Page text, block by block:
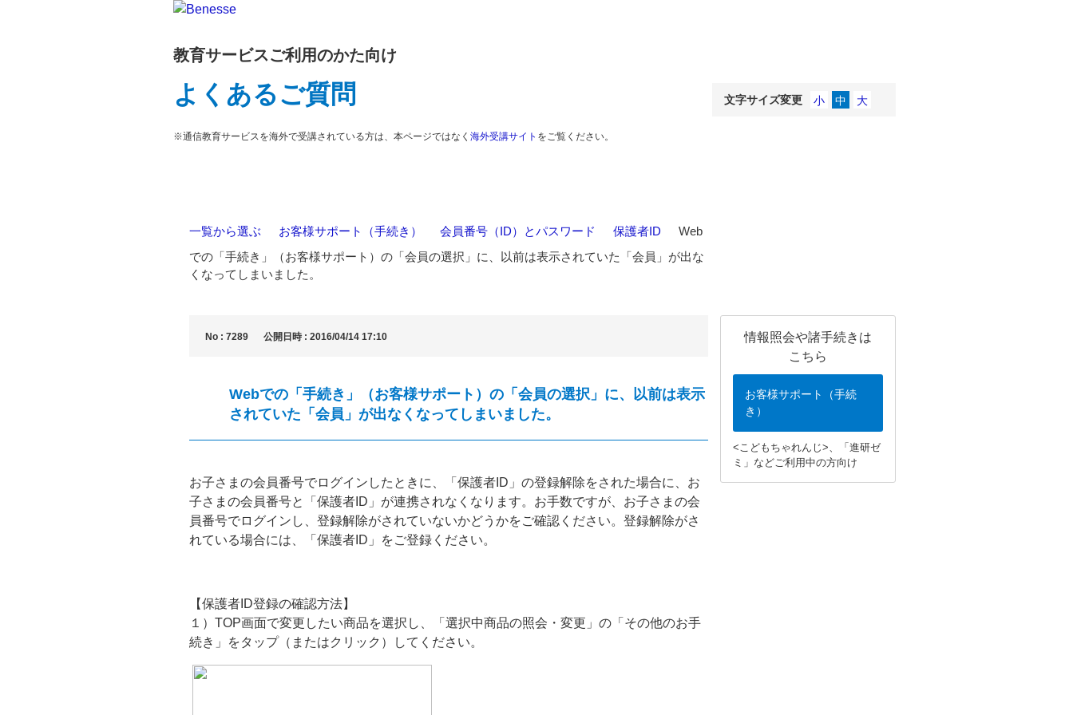
教育サービスご利用のかた向け
よくあるご質問
※通信教育サービスを海外で受講されている方は、本ページではなく 海外受講サイト をご覧ください。
文字サイズ変更
一覧から選ぶ お客様サポート（手続き） 会員番号（ID）とパスワード 保護者ID
Web
での「手続き」（お客様サポート）の「会員の選択」に、以前は表示されていた「会員」が出な
くなってしまいました。
情報照会や諸手続きは
こちら
お客様サポート（手続
き）
<こどもちゃれんじ>、「進研ゼ
ミ」などご利用中の方向け
No : 7289 公開日時 : 2016/04/14 17:10
Webでの「手続き」（お客様サポート）の「会員の選択」に、以前は表示
されていた「会員」が出なくなってしまいました。
お子さまの会員番号でログインしたときに、「保護者ID」の登録解除をされた場合に、お
子さまの会員番号と「保護者ID」が連携されなくなります。お手数ですが、お子さまの会
員番号でログインし、登録解除がされていないかどうかをご確認ください。登録解除がさ
れている場合には、「保護者ID」をご登録ください。
【保護者ID登録の確認方法】
１）TOP画面で変更したい商品を選択し、「選択中商品の照会・変更」の「その他のお手
続き」をタップ（またはクリック）してください。